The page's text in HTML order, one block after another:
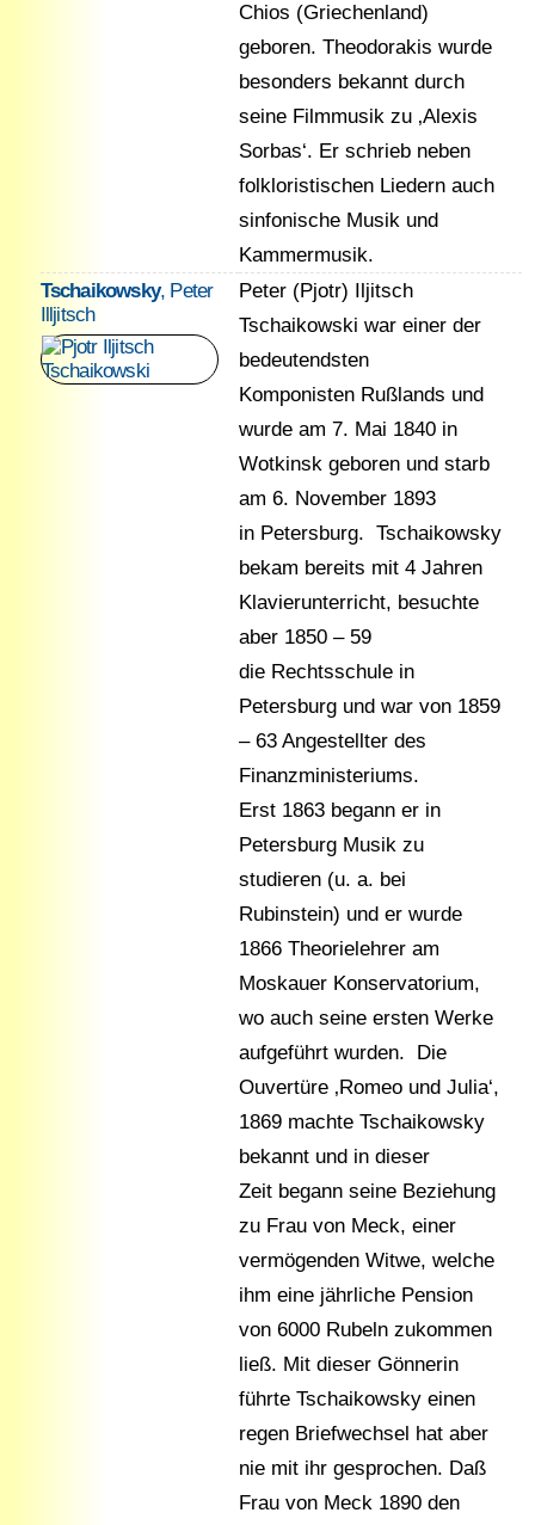
Chios (Griechenland)
geboren. Theodorakis wurde
besonders bekannt durch
seine Filmmusik zu ‚Alexis
Sorbas‘. Er schrieb neben
folkloristischen Liedern auch
sinfonische Musik und
Kammermusik.
Tschaikowsky, Peter
Illjitsch
Peter (Pjotr) Iljitsch
Tschaikowski war einer der
bedeutendsten
Komponisten Rußlands und
wurde am 7. Mai 1840 in
Wotkinsk geboren und starb
am 6. November 1893
in Petersburg. Tschaikowsky
bekam bereits mit 4 Jahren
Klavierunterricht, besuchte
aber 1850 – 59
die Rechtsschule in
Petersburg und war von 1859
– 63 Angestellter des
Finanzministeriums.
Erst 1863 begann er in
Petersburg Musik zu
studieren (u. a. bei
Rubinstein) und er wurde
1866 Theorielehrer am
Moskauer Konservatorium,
wo auch seine ersten Werke
aufgeführt wurden. Die
Ouvertüre ‚Romeo und Julia‘,
1869 machte Tschaikowsky
bekannt und in dieser
Zeit begann seine Beziehung
zu Frau von Meck, einer
vermögenden Witwe, welche
ihm eine jährliche Pension
von 6000 Rubeln zukommen
ließ. Mit dieser Gönnerin
führte Tschaikowsky einen
regen Briefwechsel hat aber
nie mit ihr gesprochen. Daß
Frau von Meck 1890 den